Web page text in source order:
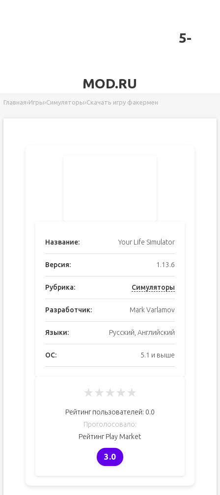
5-
MOD.RU
Главная›Игры›Симуляторы›Скачать игру факермен
Название: Your Life Simulator
Версия: 1.13.6
Рубрика: Симуляторы
Разработчик: Mark Varlamov
Языки: Русский, Английский
ОС: 5.1 и выше
★★★★★
Рейтинг пользователей: 0.0
Проголосовало:
Рейтинг Play Market
3.0